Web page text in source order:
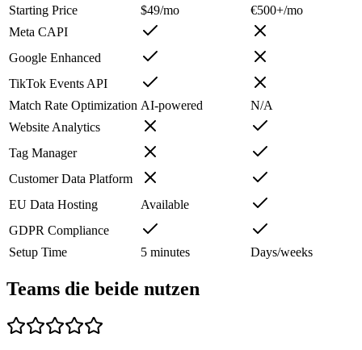
Starting Price
$49/mo
€500+/mo
Meta CAPI
Google Enhanced
TikTok Events API
Match Rate Optimization AI-powered
N/A
Website Analytics
Tag Manager
Customer Data Platform
EU Data Hosting
Available
GDPR Compliance
Setup Time
5 minutes Days/weeks
Teams die beide nutzen